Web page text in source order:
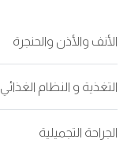
الأنف والأذن والحنجرة
التغذية و النظام الغذائي
الجراحة التجميلية